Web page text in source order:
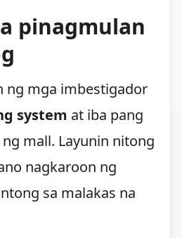
pinagmulan
ng mga imbestigador
system at iba pang
mall. Layunin nitong
nagkaroon ng
sa malakas na